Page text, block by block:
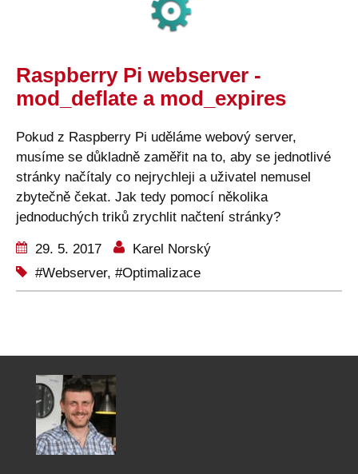
Raspberry Pi webserver -
mod_deflate a mod_expires
Pokud z Raspberry Pi uděláme webový server,
musíme se důkladně zaměřit na to, aby se jednotlivé
stránky načítaly co nejrychleji a uživatel nemusel
zbytečně čekat. Jak tedy pomocí několika
jednoduchých triků zrychlit načtení stránky?
29. 5. 2017
Karel Norský
Webserver, Optimalizace